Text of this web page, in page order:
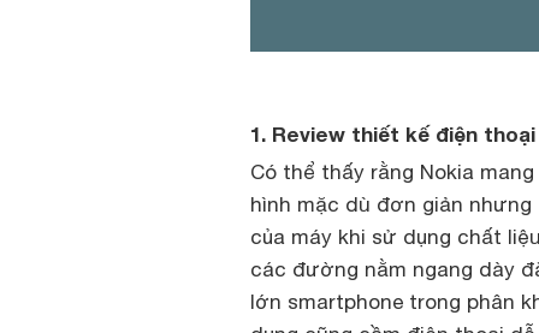
1. Review thiết kế điện thoại
Có thể thấy rằng Nokia
hình mặc dù đơn giản
của máy khi sử dụng chất
các đường nằm ngang dày
lớn smartphone trong phân